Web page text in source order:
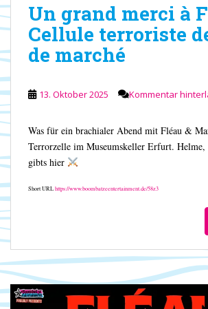
Un grand merci à
Cellule terroriste
de marché
13. Oktober 2025 Kommentar
Was für ein brachialer Abend mit Fléau &
Terrorzelle im Museumskeller Erfurt.
gibts hier
Short URLhttps://www.boombatzeentertainment.de/58z3